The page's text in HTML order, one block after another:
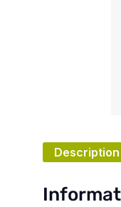
Description